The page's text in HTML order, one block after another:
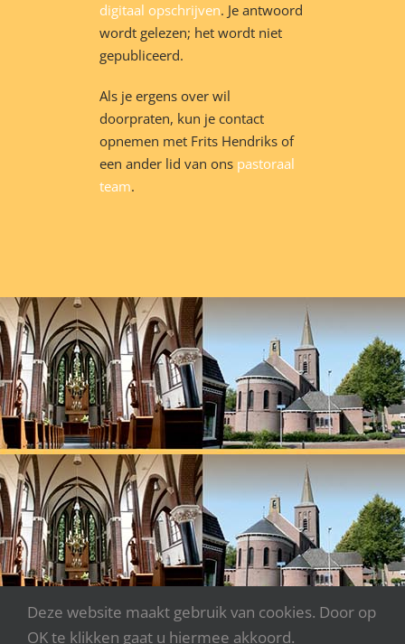
digitaal opschrijven. Je antwoord
wordt gelezen; het wordt niet
gepubliceerd.
Als je ergens over wil
doorpraten, kun je contact
opnemen met Frits Hendriks of
een ander lid van ons pastoraal
team.
Deze website maakt gebruik van cookies. Door op
OK te klikken gaat u hiermee akkoord.